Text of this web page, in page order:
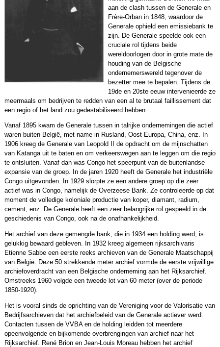
aan de clash tussen de Generale en
Frère-Orban in 1848, waardoor de
Generale ophield een emissiebank te
zijn. De Generale speelde ook een
cruciale rol tijdens beide
wereldoorlogen door in grote mate de
houding van de Belgische
ondernemerswereld tegenover de
bezetter mee te bepalen. Tijdens de
19de en 20ste eeuw intervenieerde ze
meermaals om bedrijven te redden van een al te brutaal faillissement dat
een regio of het land zou gedestabiliseerd hebben.
Vanaf 1895 kwam de Generale tussen in talrijke ondernemingen die actief
waren buiten België, met name in Rusland, Oost-Europa, China, enz. In
1906 kreeg de Generale van Leopold II de opdracht om de mijnschatten
van Katanga uit te baten en om verkeerswegen aan te leggen om die regio
te ontsluiten. Vanaf dan was Congo het speerpunt van de buitenlandse
expansie van de groep. In de jaren 1920 heeft de Generale het industriële
Congo uitgevonden. In 1929 slorpte ze een andere groep op die zeer
actief was in Congo, namelijk de Overzeese Bank. Ze controleerde op dat
moment de volledige koloniale productie van koper, diamant, radium,
cement, enz. De Generale heeft een zeer belangrijke rol gespeeld in de
geschiedenis van Congo, ook na de onafhankelijkheid.
Het archief van deze gemengde bank, die in 1934 een holding werd, is
gelukkig bewaard gebleven. In 1932 kreeg algemeen rijksarchivaris
Etienne Sabbe een eerste reeks archieven van de Generale Maatschappij
van België. Deze 50 strekkende meter archief vormde de eerste vrijwillige
archiefoverdracht van een Belgische onderneming aan het Rijksarchief.
Omstreeks 1960 volgde een tweede lot van 60 meter (over de periode
1850-1920).
Het is vooral sinds de oprichting van de Vereniging voor de Valorisatie van
Bedrijfsarchieven dat het archiefbeleid van de Generale actiever werd.
Contacten tussen de VVBA en de holding leidden tot meerdere
opeenvolgende en bijkomende overbrengingen van archief naar het
Rijksarchief. René Brion en Jean-Louis Moreau hebben het archief